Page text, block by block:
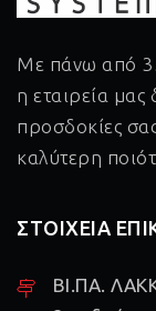
Με πάνω από 35
η εταιρεία μας
προσδοκίες
καλύτερη
ΣΤΟΙΧΕΙΑ
ΒΙ.ΠΑ.